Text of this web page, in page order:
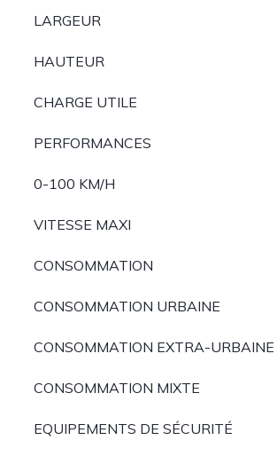
LARGEUR
HAUTEUR
CHARGE UTILE
PERFORMANCES
0-100 KM/H
VITESSE MAXI
CONSOMMATION
CONSOMMATION URBAINE
CONSOMMATION EXTRA-URBAINE
CONSOMMATION MIXTE
EQUIPEMENTS DE SÉCURITÉ